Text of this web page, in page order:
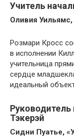
Учитель
Оливия
Розмари Кросс
в исполнении
учительница
сердце
идеальный
Тэкерэй
Сидни Пуатье,